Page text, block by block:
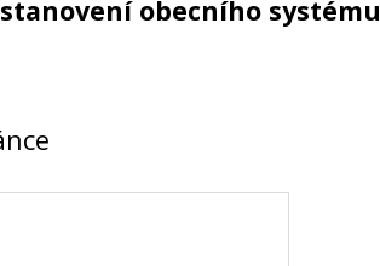
obecního systému